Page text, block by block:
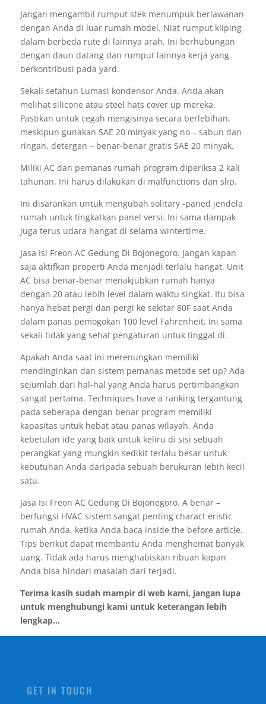
Jangan mengambil rumput stek menumpuk berlawanan
dengan Anda di luar rumah model. Niat rumput kliping
dalam berbeda rute di lainnya arah. Ini berhubungan
dengan daun datang dan rumput lainnya kerja yang
berkontribusi pada yard.
Sekali setahun Lumasi kondensor Anda. Anda akan
melihat silicone atau steel hats cover up mereka.
Pastikan untuk cegah mengisinya secara berlebihan,
meskipun gunakan SAE 20 minyak yang no – sabun dan
ringan, detergen – benar-benar gratis SAE 20 minyak.
Miliki AC dan pemanas rumah program diperiksa 2 kali
tahunan. Ini harus dilakukan di malfunctions dan slip.
Ini disarankan untuk mengubah solitary -paned jendela
rumah untuk tingkatkan panel versi. Ini sama dampak
juga terus udara hangat di selama wintertime.
Jasa Isi Freon AC Gedung Di Bojonegoro. Jangan kapan
saja aktifkan properti Anda menjadi terlalu hangat. Unit
AC bisa benar-benar menakjubkan rumah hanya
dengan 20 atau lebih level dalam waktu singkat. Itu bisa
hanya hebat pergi dan pergi ke sekitar 80F saat Anda
dalam panas pemogokan 100 level Fahrenheit. Ini sama
sekali tidak yang sehat pengaturan untuk tinggal di.
Apakah Anda saat ini merenungkan memiliki
mendinginkan dan sistem pemanas metode set up? Ada
sejumlah dari hal-hal yang Anda harus pertimbangkan
sangat pertama. Techniques have a ranking tergantung
pada seberapa dengan benar program memiliki
kapasitas untuk hebat atau panas wilayah. Anda
kebetulan ide yang baik untuk keliru di sisi sebuah
perangkat yang mungkin sedikit terlalu besar untuk
kebutuhan Anda daripada sebuah berukuran lebih kecil
satu.
Jasa Isi Freon AC Gedung Di Bojonegoro. A benar –
berfungsi HVAC sistem sangat penting charact eristic
rumah Anda, ketika Anda baca inside the before article.
Tips berikut dapat membantu Anda menghemat banyak
uang. Tidak ada harus menghabiskan ribuan kapan
Anda bisa hindari masalah dari terjadi.
Terima kasih sudah mampir di web kami, jangan lupa
untuk menghubungi kami untuk keterangan lebih
lengkap...
GET IN TOUCH